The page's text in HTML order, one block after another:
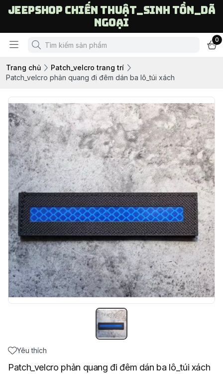
Jeepshop chiến thuật_sinh tồn_dã
ngoại
0
Trang chủ
Patch_velcro trang trí
Patch_velcro phản quang đi đêm dán ba lô_túi xách
Yêu thích
Patch_velcro phản quang đi đêm dán ba lô_túi xách